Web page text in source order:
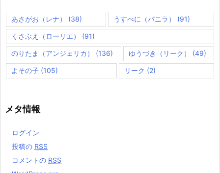
あさがお（レナ） (38) うすべに（バニラ） (91)
くさぶえ（ローリエ） (91)
のりたま（アンジェリカ） (136) ゆうづき（リーク） (49)
よその子 (105) リーク (2)
メタ情報
ログイン
投稿の RSS
コメントの RSS